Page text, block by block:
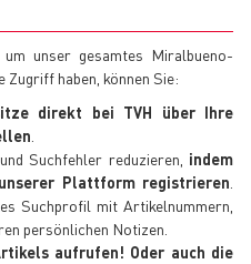
um unser gesamtes Miralbueno-
Zugriff haben, können Sie:
direkt bei TVH über Ihre
Suchfehler reduzieren, indem
Plattform registrieren
Suchprofil mit Artikelnummern,
persönlichen Notizen.
aufrufen! Oder auch die